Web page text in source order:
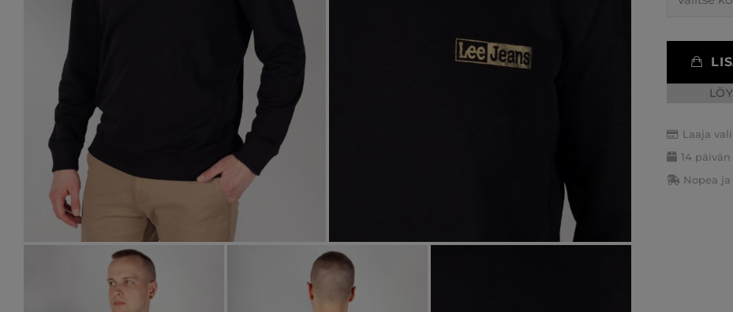
Laaja
14
Nopea